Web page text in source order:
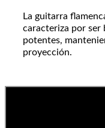
La guitarra
caracteriza por ser
potentes,
proyección.